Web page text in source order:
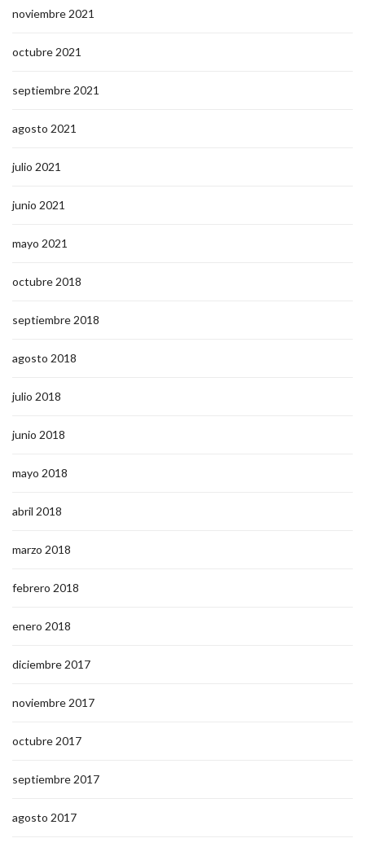
noviembre 2021
octubre 2021
septiembre 2021
agosto 2021
julio 2021
junio 2021
mayo 2021
octubre 2018
septiembre 2018
agosto 2018
julio 2018
junio 2018
mayo 2018
abril 2018
marzo 2018
febrero 2018
enero 2018
diciembre 2017
noviembre 2017
octubre 2017
septiembre 2017
agosto 2017